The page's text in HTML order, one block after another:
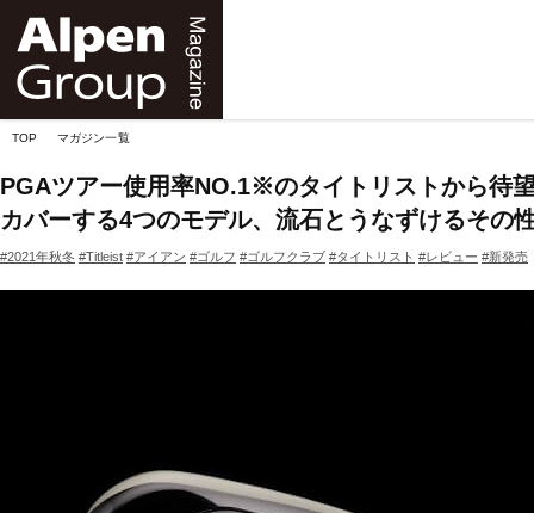
TOP マガジン一覧
PGAツアー使用率NO.1※のタイトリストから待
カバーする4つのモデル、流石とうなずけるその
#2021年秋冬 #Titleist #アイアン #ゴルフ #ゴルフクラブ #タイトリスト #レビュー #新発売